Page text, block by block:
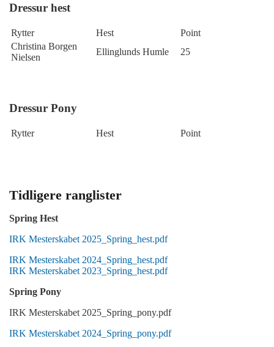
Dressur hest
Rytter Hest
Point
Christina Borgen
Nielsen
Ellinglunds Humle 25
Dressur Pony
Rytter Hest Point
Tidligere ranglister
Spring Hest
IRK Mesterskabet 2025_Spring_hest.pdf
IRK Mesterskabet 2024_Spring_hest.pdf
IRK Mesterskabet 2023_Spring_hest.pdf
Spring Pony
IRK Mesterskabet 2025_Spring_pony.pdf
IRK Mesterskabet 2024_Spring_pony.pdf